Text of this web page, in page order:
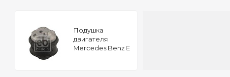
Подушкa
двигателя
Mercedes Benz E